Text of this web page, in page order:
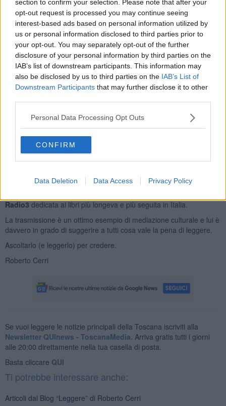
section to confirm your selection. Please note that after your
opt-out request is processed you may continue seeing
interest-based ads based on personal information utilized by
us or personal information disclosed to third parties prior to
your opt-out. You may separately opt-out of the further
disclosure of your personal information by third parties on the
IAB’s list of downstream participants. This information may
also be disclosed by us to third parties on the IAB’s List of
Downstream Participants that may further disclose it to other
Personal Data Processing Opt Outs
CONFIRM
Data Deletion Data Access Privacy Policy
Per il momento non risponderò alla domanda.
Ma prometto che lo farò in uno dei prossimi testi.
Mi concentrerò invece su un paradosso altrettanto interessante:
quello sottolineato anche dal Cardinal Ravasi. Il fatto che internet ci
cucia addosso la libreria più grande del mondo ci disorienta e
rende più difficile rispondere alla domanda: cosa leggere ?
L'abbondanza di libri insomma ci fa perdere tempo e l'offerta
eccessiva ci confonde.
leggere” e cosa invece è paccottiglia. Questo reintroduce l'esigenza
di avere buoni mediatori (famiglia, librerie, bibliotecari, critici o,
come penso accadrà, software più sofisticati degli attuali che
agiscano come “mediatori efficaci”) che ci orientino.
Per chi fosse interessato a riflettere su questo paradosso segnalo il
sulla cultura(Laterza, 2014, 12€). Sinibaldi è l'uomo che ha
Radio3dedicata ai libri più longeva e più seguita in Italia.
La trasmissione è un ottimo esempio di mediazione culturale e lui è
davvero in grado di suggerire a tutti cosa vale la pena di leggere.
Ascoltarlo (e leggerlo) per credere.
Roberto Cerri
Se vuoi leggere le notizie principali della Toscana iscriviti alla
Newsletter QUInews - ToscanaMedia. Arriva gratis tutti i giorni
alle 20:00 direttamente nella tua casella di posta.
Basta cliccare QUI
Ti potrebbe interessare anche:
Articoli dal Blog “Leggere” di Roberto Cerri